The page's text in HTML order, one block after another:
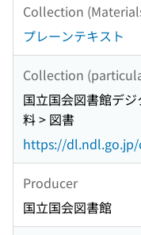
Collection
プレーンテキスト
Collection
国立国会図書館デ
料 > 図書
https://
Producer
国立国会図書館